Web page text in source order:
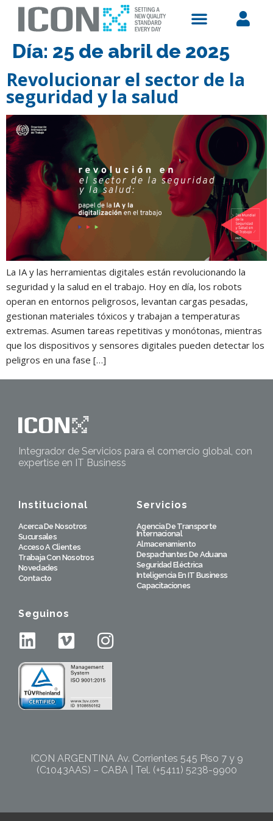
Día: 25 de abril de 2025
Revolucionar el sector de la
seguridad y la salud
La IA y las herramientas digitales están revolucionando la
seguridad y la salud en el trabajo. Hoy en día, los robots
operan en entornos peligrosos, levantan cargas pesadas,
gestionan materiales tóxicos y trabajan a temperaturas
extremas. Asumen tareas repetitivas y monótonas, mientras
que los dispositivos y sensores digitales pueden detectar los
peligros en una fase […]
Integrador de Servicios para el comercio global, con
expertise en IT Business
Institucional
Acerca De Nosotros
Sucursales
Acceso A Clientes
Trabaja Con Nosotros
Novedades
Contacto
Servicios
Agencia De Transporte
Internacional
Almacenamiento
Despachantes De Aduana
Seguridad Eléctrica
Inteligencia En IT Business
Capacitaciones
Seguinos
ICON ARGENTINA Av. Corrientes 545 Piso 7 y 9
(C1043AAS) – CABA | Tel. (+5411) 5238-9900